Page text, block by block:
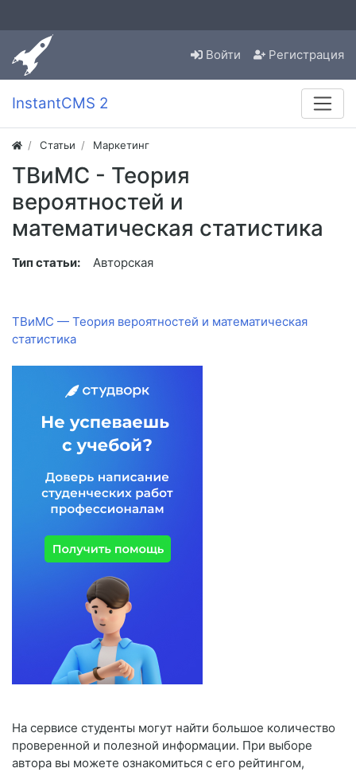
Войти Регистрация
InstantCMS 2
Статьи Маркетинг
ТВиМС - Теория
вероятностей и
математическая статистика
Тип статьи: Авторская
ТВиМС — Теория вероятностей и математическая
статистика
На сервисе студенты могут найти большое количество
проверенной и полезной информации. При выборе
автора вы можете ознакомиться с его рейтингом,